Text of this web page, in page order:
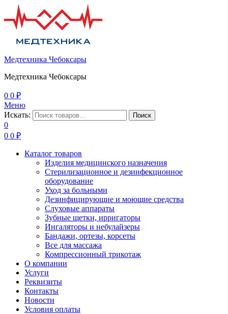
Медтехника Чебоксары
Медтехника Чебоксары
0 0 ₽
Меню
Искать:
Поиск
0
0 0 ₽
Каталог товаров
Изделия медицинского назначения
Стерилизационное и дезинфекционное
оборудование
Уход за больными
Дезинфицирующие и моющие средства
Слуховые аппараты
Зубные щетки, ирригаторы
Ингаляторы и небулайзеры
Бандажи, ортезы, корсеты
Все для массажа
Компрессионный трикотаж
О компании
Услуги
Реквизиты
Контакты
Новости
Условия оплаты